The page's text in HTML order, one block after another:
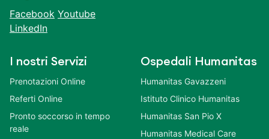
Facebook Youtube
LinkedIn
I nostri Servizi
Prenotazioni Online
Referti Online
Pronto soccorso in tempo
reale
Ospedali Humanitas
Humanitas Gavazzeni
Istituto Clinico Humanitas
Humanitas San Pio X
Humanitas Medical Care